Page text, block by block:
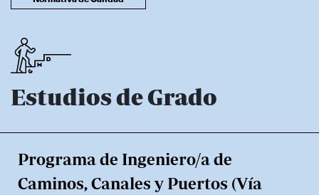
Estudios de Grado
Programa de Ingeniero/a de
Caminos, Canales y Puertos (Vía